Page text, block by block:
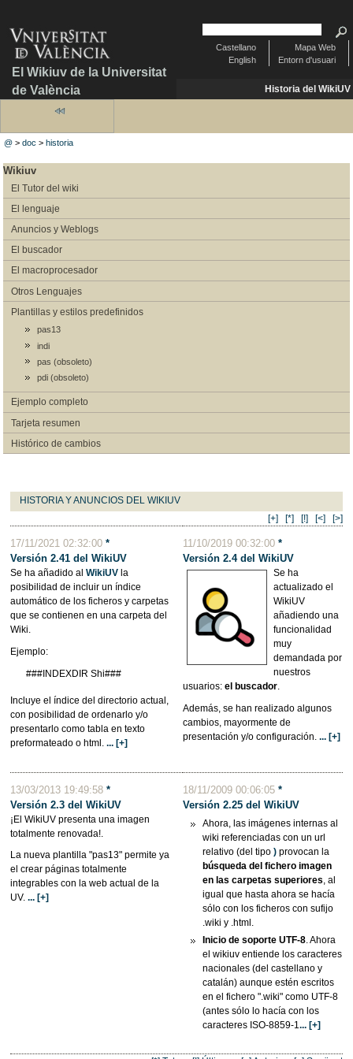
El Wikiuv de la Universitat
de València
Mapa Web
Entorn d'usuari
Castellano
English
Historia del WikiUV
@ >doc >historia
Wikiuv
El Tutor del wiki
El lenguaje
Anuncios y Weblogs
El buscador
El macroprocesador
Otros Lenguajes
Plantillas y estilos predefinidos
pas13
indi
pas (obsoleto)
pdi (obsoleto)
Ejemplo completo
Tarjeta resumen
Histórico de cambios
HISTORIA Y ANUNCIOS DEL WIKIUV
[+]
[*] [!] [<] [>]
17/11/2021 02:32:00 *
Versión 2.41 del WikiUV
Se ha añadido al WikiUVla
posibilidad de incluir un índice
automático de los ficheros y carpetas
que se contienen en una carpeta del
Wiki.
Ejemplo:
###INDEXDIR Shi###
Incluye el índice del directorio actual,
con posibilidad de ordenarlo y/o
presentarlo como tabla en texto
preformateado o html. ... [+]
11/10/2019 00:32:00*
Versión 2.4 del WikiUV
Se ha
actualizado el
WikiUV
añadiendo una
funcionalidad
muy
demandada por
nuestros
usuarios:el buscador.
Además, se han realizado algunos
cambios, mayormente de
presentación y/o configuración.... [+]
13/03/2013 19:49:58 *
Versión 2.3 del WikiUV
¡El WikiUV presenta una imagen
totalmente renovada!.
La nueva plantilla "pas13" permite ya
el crear páginas totalmente
integrables con la web actual de la
UV. ... [+]
18/11/2009 00:06:05*
Versión 2.25 delWikiUV
Ahora, las imágenes internas al
wiki referenciadas con un url
relativo (del tipo) provocan la
búsqueda del fichero imagen
en las carpetas superiores , al
igual que hasta ahora se hacía
sólo con los ficheros con sufijo
.wiki y .html.
Inicio de soporte UTF-8. Ahora
el wikiuv entiende los caracteres
nacionales (del castellano y
catalán) aunque estén escritos
en el fichero ".wiki" como UTF-8
(antes sólo lo hacía con los
caracteres ISO-8859-1... [+]